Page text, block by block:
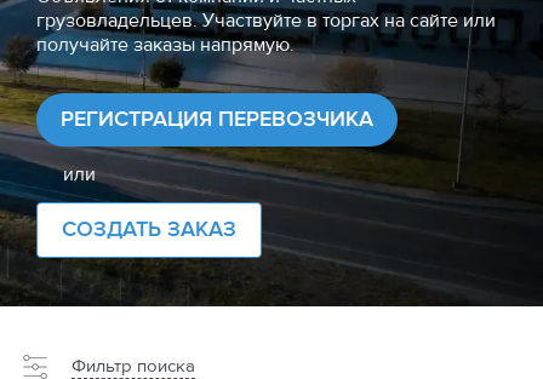
грузовладельцев. Участвуйте в торгах на сайте или
получайте заказы напрямую.
РЕГИСТРАЦИЯ ПЕРЕВОЗЧИКА
или
СОЗДАТЬ ЗАКАЗ
Фильтр поиска